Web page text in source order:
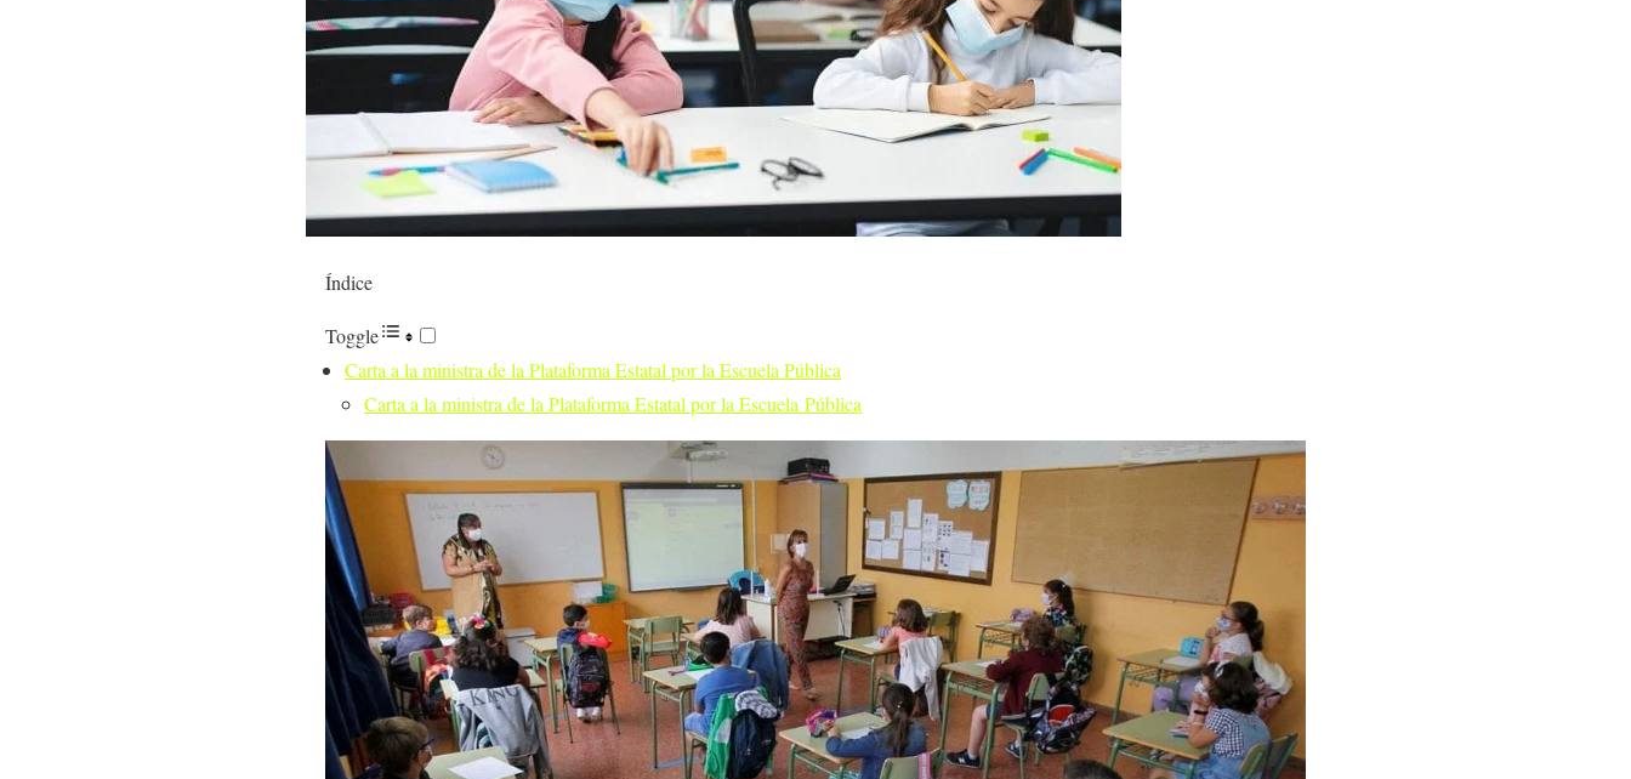
Índice
Toggle
Carta a la ministra de la Plataforma Estatal por la Escuela Pública
Carta a la ministra de la Plataforma Estatal por la Escuela Pública